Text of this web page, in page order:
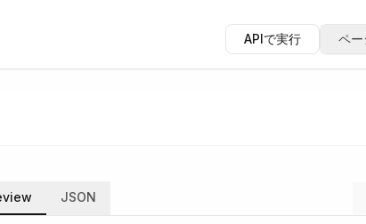
APIで実行 ペー
JSON